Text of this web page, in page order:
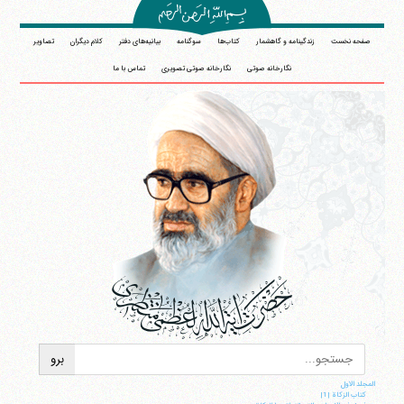
صفحه نخست زندگینامه و گاهشمار کتاب‌ها سوگنامه بیانیه‌های دفتر کلام دیگران تصاویر
نگارخانه صوتی نگارخانه صوتی تصویری تماس با ما
المجلد الاول
کتاب الزکاة |1|